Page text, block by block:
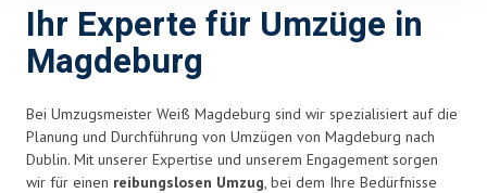
Ihr Experte für Umzüge in
Magdeburg
Bei Umzugsmeister Weiß Magdeburg sind wir spezialisiert auf die
Planung und Durchführung von Umzügen von Magdeburg nach
Dublin. Mit unserer Expertise und unserem Engagement sorgen
wir für einen reibungslosen Umzug, bei dem Ihre Bedürfnisse